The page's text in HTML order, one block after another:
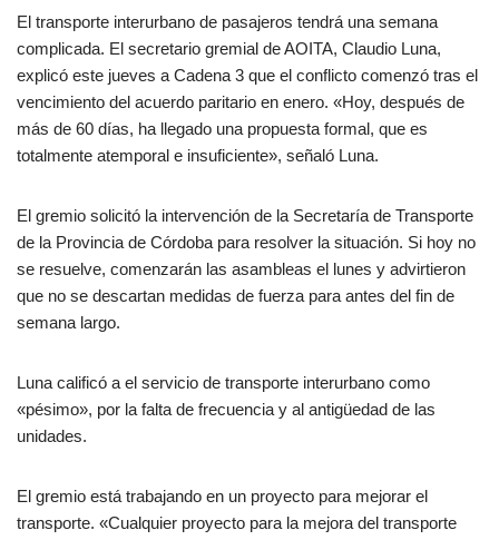
El transporte interurbano de pasajeros tendrá una semana
complicada. El secretario gremial de AOITA, Claudio Luna,
explicó este jueves a Cadena 3 que el conflicto comenzó tras el
vencimiento del acuerdo paritario en enero. «Hoy, después de
más de 60 días, ha llegado una propuesta formal, que es
totalmente atemporal e insuficiente», señaló Luna.
El gremio solicitó la intervención de la Secretaría de Transporte
de la Provincia de Córdoba para resolver la situación. Si hoy no
se resuelve, comenzarán las asambleas el lunes y advirtieron
que no se descartan medidas de fuerza para antes del fin de
semana largo.
Luna calificó a el servicio de transporte interurbano como
«pésimo», por la falta de frecuencia y al antigüedad de las
unidades.
El gremio está trabajando en un proyecto para mejorar el
transporte. «Cualquier proyecto para la mejora del transporte